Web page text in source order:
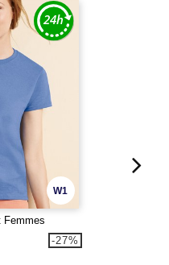
W1
Femmes
-27%